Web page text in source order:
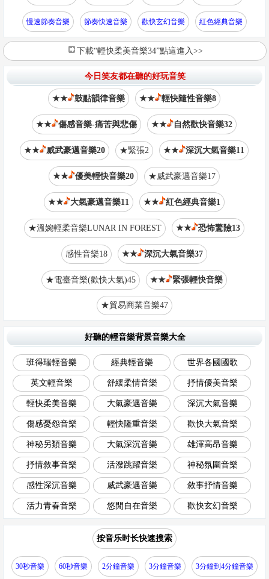
慢速節奏音樂 節奏快速音樂 歡快玄幻音樂 紅色經典音樂
下載“輕快柔美音樂34”點這進入>>
今日笑友都在聽的好玩音笑
★★ 鼓點韻律音樂 ★★ 輕快隨性音樂8
★★ 傷感音樂-痛苦與悲傷 ★★ 自然歡快音樂32
★★ 威武豪邁音樂20 ★緊張2 ★★ 深沉大氣音樂11
★★ 優美輕快音樂20 ★威武豪邁音樂17
★★ 大氣豪邁音樂11 ★★ 紅色經典音樂1
★溫婉輕柔音樂LUNAR IN FOREST ★★ 恐怖驚險13
感性音樂18 ★★ 深沉大氣音樂37
★電臺音樂(歡快大氣)45 ★★ 緊張輕快音樂
★貿易商業音樂47
好聽的輕音樂背景音樂大全
班得瑞輕音樂 經典輕音樂 世界各國國歌
英文輕音樂 舒緩柔情音樂 抒情優美音樂
輕快柔美音樂 大氣豪邁音樂 深沉大氣音樂
傷感憂怨音樂 輕快隆重音樂 歡快大氣音樂
神秘另類音樂 大氣深沉音樂 雄渾高昂音樂
抒情敘事音樂 活潑跳躍音樂 神秘氛圍音樂
感性深沉音樂 威武豪邁音樂 敘事抒情音樂
活力青春音樂 悠閒自在音樂 歡快玄幻音樂
按音乐时长快速搜索
30秒音樂 60秒音樂 2分鐘音樂 3分鐘音樂 3分鐘到4分鐘音樂